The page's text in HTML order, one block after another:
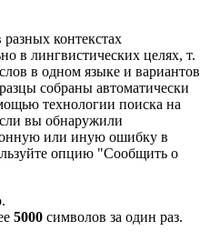
контекстах
в лингвистических целях, т.
в одном языке и вариантов
собраны автоматически
технологии поиска на
вы обнаружили
или иную ошибку в
опцию "Сообщить о
5000 символов за один раз.